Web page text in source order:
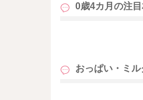
0歳4カ月の注
おっぱい・ミル